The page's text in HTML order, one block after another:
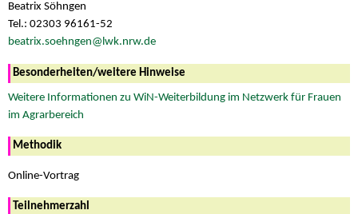
Beatrix Söhngen
Tel.: 02303 96161-52
beatrix.soehngen@lwk.nrw.de
Besonderheiten/weitere Hinweise
Weitere Informationen zu WiN-Weiterbildung im Netzwerk für Frauen
im Agrarbereich
Methodik
Online-Vortrag
Teilnehmerzahl